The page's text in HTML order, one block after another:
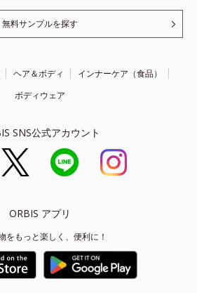
無料サンプルを探す
ヘア＆ボディ
インナーケア（食品）
ボディウェア
SNS公式アカウント
ORBIS アプリ
をもっと楽しく、便利に！